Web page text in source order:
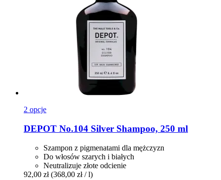
2 opcje
DEPOT No.104 Silver Shampoo, 250 ml
Szampon z pigmenatami dla mężczyzn
Do włosów szarych i białych
Neutralizuje złote odcienie
92,00 zł (368,00 zł / l)